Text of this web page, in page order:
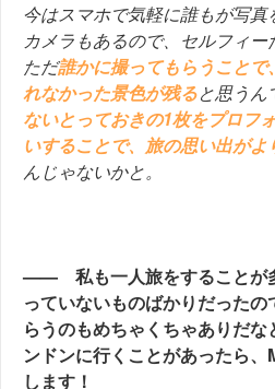
今はスマホで気軽に誰もが写
カメラもあるので、セルフィー
ただ誰かに撮ってもらうこと
れなかった景色が残ると思うん
ないとっておきの1枚をプロフ
いすることで、旅の思い出が
んじゃないかと。
—— 私も一人旅をすることが
っていないものばかりだった
らうのもめちゃくちゃありだ
ンドンに行くことがあったら
します！